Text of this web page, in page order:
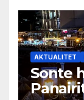
AKTUALITET
Sonte